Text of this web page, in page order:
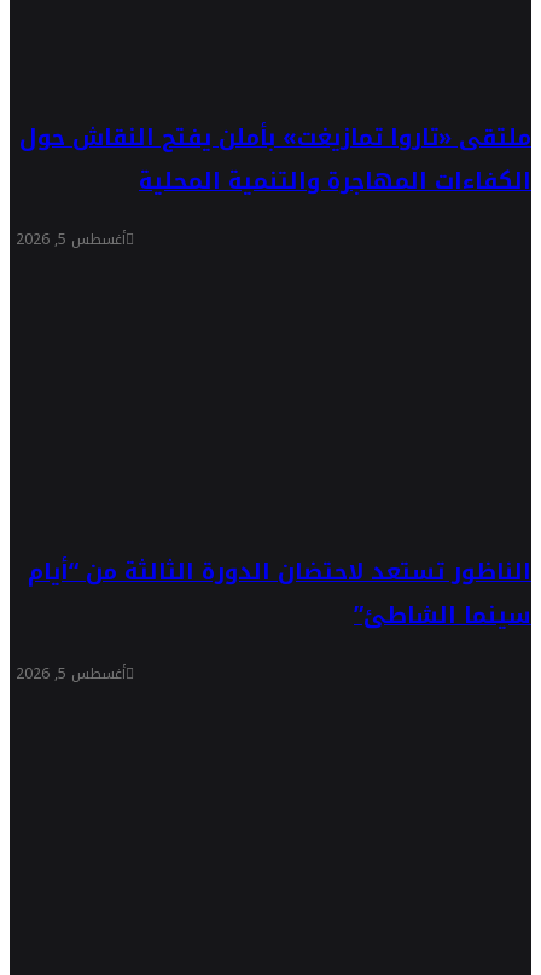
ملتقى «تاروا تمازيغت» بأملن يفتح النقاش حول
الكفاءات المهاجرة والتنمية المحلية
أغسطس 5, 2026
الناظور تستعد لاحتضان الدورة الثالثة من “أيام
سينما الشاطئ”
أغسطس 5, 2026